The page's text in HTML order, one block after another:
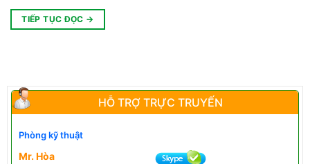
HỖ TRỢ TRỰC TRUYẾN
Phòng kỹ thuật
Mr. Hòa
TIẾP TỤC ĐỌC →